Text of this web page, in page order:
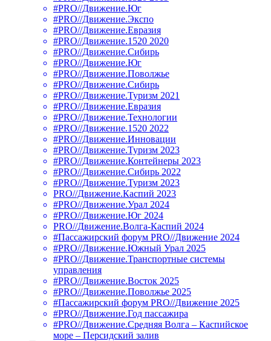
#PRO//Движение.Юг
#PRO//Движение.Экспо
#PRO//Движение.Евразия
#PRO//Движение.1520 2020
#PRO//Движение.Сибирь
#PRO//Движение.Юг
#PRO//Движение.Поволжье
#PRO//Движение.Сибирь
#PRO//Движение.Туризм 2021
#PRO//Движение.Евразия
#PRO//Движение.Технологии
#PRO//Движение.1520 2022
#PRO//Движение.Инновации
#PRO//Движение.Туризм 2023
#PRO//Движение.Контейнеры 2023
#PRO//Движение.Сибирь 2022
#PRO//Движение.Туризм 2023
PRO//Движение.Каспий 2023
#PRO//Движение.Урал 2024
#PRO//Движение.Юг 2024
PRO//Движение.Волга-Каспий 2024
#Пассажирский форум PRO//Движение 2024
#PRO//Движение.Южный Урал 2025
#PRO//Движение.Транспортные системы
управления
#PRO//Движение.Восток 2025
#PRO//Движение.Поволжье 2025
#Пассажирский форум PRO//Движение 2025
#PRO//Движение.Год пассажира
#PRO//Движение.Средняя Волга – Каспийское
море – Персидский залив